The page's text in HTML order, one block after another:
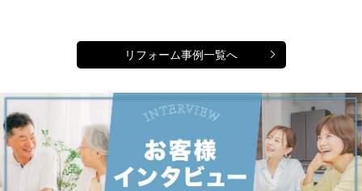
リフォーム事例一覧へ